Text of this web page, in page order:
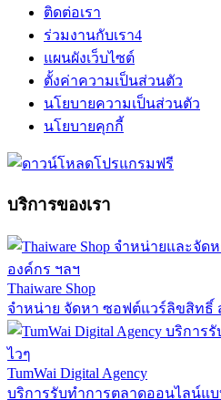
ติดต่อเรา
ร่วมงานกับเรา4
แผนผังเว็บไซต์
ตั้งค่าความเป็นส่วนตัว
นโยบายความเป็นส่วนตัว
นโยบายคุกกี้
บริการของเรา
Thaiware Shop
จำหน่าย จัดหา ซอฟต์แวร์ลิขสิทธิ์
TumWai Digital Agency
บริการรับทำการตลาดออนไลน์แบ